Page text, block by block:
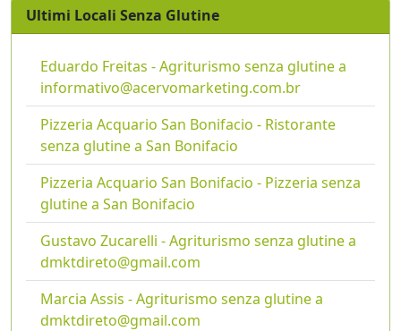
Ultimi Locali Senza Glutine
Eduardo Freitas - Agriturismo senza glutine a
informativo@acervomarketing.com.br
Pizzeria Acquario San Bonifacio - Ristorante
senza glutine a San Bonifacio
Pizzeria Acquario San Bonifacio - Pizzeria senza
glutine a San Bonifacio
Gustavo Zucarelli - Agriturismo senza glutine a
dmktdireto@gmail.com
Marcia Assis - Agriturismo senza glutine a
dmktdireto@gmail.com